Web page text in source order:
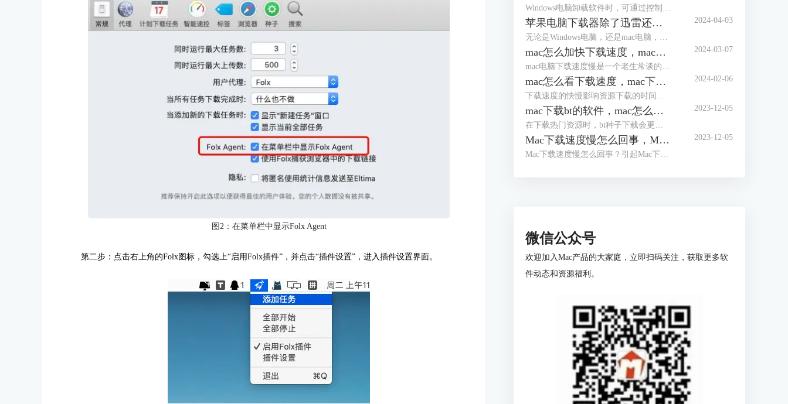
图2：在菜单栏中显示Folx Agent
第二步：点击右上角的Folx图标，勾选上“启用Folx插件”，并点击“插件设置”，进入插件设置界面。
Windows电脑卸载软件时，可通过控制面板中的程序管理功能进行软件的卸载。但与Windows电脑不同，苹果电脑无控制面板功能，这让很多刚接触苹果电脑的小伙伴感到困惑，到底苹果电脑是怎么卸载软件呢？本文会以下载器的卸载为例，教大家苹果电脑下载器怎么卸载，以及苹果电脑下载选项在哪。
苹果电脑下载器除了迅雷还有哪个，苹果电脑下载器哪个好
无论是Windows电脑，还是mac电脑，很多人都会选择使用迅雷下载资源。但迅雷近年来的下载速度越来越慢，想要提高速度，就要购买会员。因此，很多人开始寻找其他好用的、下载速度快的软件。本文会给大家介绍苹果电脑下载器除了迅雷还有哪个，苹果电脑下载器哪个好的相关内容，有相关需求的小伙伴可以关注起来。
2024-04-03
mac怎么加快下载速度，mac下载器推荐
mac电脑下载速度慢是一个老生常谈的问题。由于苹果服务器设置的原因，mac电脑在app store、safari浏览器下载资源时，会频繁出现下载速度慢的问题。那么，mac怎么加快下载速度？mac下载器推荐有哪些？接下来，就让我们一起来了解下相关的问题。
2024-03-07
mac怎么看下载速度，mac下载速度慢怎么解决
下载速度的快慢影响资源下载的时间，下载速度越快，资源下载需时越少。因此，大部分人会希望下载速度越快越好。但下载速度会受到客观条件的限制，如带宽、资源热度、设备性能等，不同情况下可达至的下载速度不同。本文会教大家mac怎么看下载速度，以及mac下载速度慢怎么解决。感兴趣的小伙伴，可以关注起来。
2024-02-06
mac下载bt的软件，mac怎么下载bt文件
在下载热门资源时，bt种子下载会更有优势，因其拥有多端上传、多端下载的优点。在资源足够热门时，参与上传的人会更多，资源下载速度会更快。本文会给大家介绍mac下载bt的软件，以及mac怎么下载bt文件。想使用bt下载器的小伙伴可以继续关注文章内容。
2023-12-05
Mac下载速度慢怎么回事，Mac下载速度慢怎么办
Mac下载速度慢怎么回事？引起Mac下载速度慢的原因与Windows相似，大多与网速、下载工具、资源种类、带宽等有关。除此以外，Mac设备大多为笔记本，因此更倾向使用无线连接网络，其网速会比有线慢。那么，Mac下载速度慢怎么办？本文会给大家介绍一些常用的解决方法，希望能帮助大家解决问题。
2023-12-05
微信公众号
欢迎加入Mac产品的大家庭，立即扫码关注，获取更多软
件动态和资源福利。